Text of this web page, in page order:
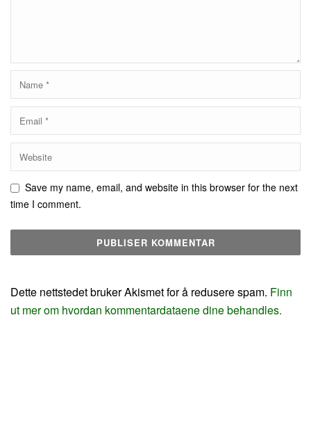
Save my name, email, and website in this browser for the next
time I comment.
Dette nettstedet bruker Akismet for å redusere spam. Finn
ut mer om hvordan kommentardataene dine behandles.